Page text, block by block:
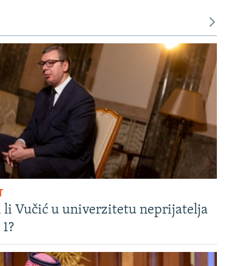
li Vučić u univerzitetu neprijatelja